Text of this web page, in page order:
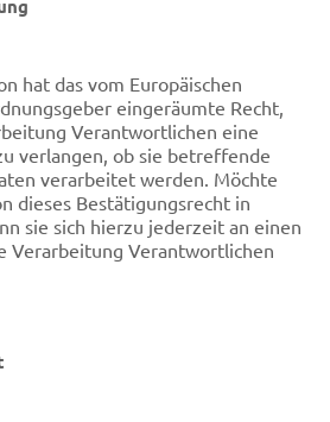
hat das vom Europäischen
eingeräumte Recht,
Verantwortlichen eine
verlangen, ob sie betreffende
verarbeitet werden. Möchte
dieses Bestätigungsrecht in
sie sich hierzu jederzeit an einen
Verarbeitung Verantwortlichen